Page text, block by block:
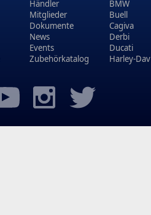
Händler
Mitglieder
Dokumente
News
Events
Zubehörkatalog
BMW
Buell
Cagiva
Derbi
Ducati
Harley-